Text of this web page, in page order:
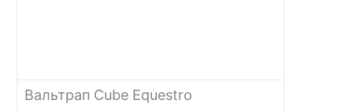
Вальтрап Cube Equestro